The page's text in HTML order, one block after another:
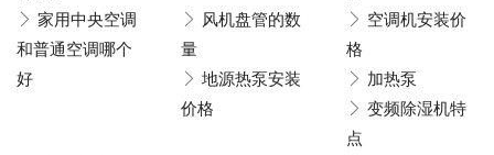
家用中央空调
和普通空调哪个
好
风机盘管的数
量
空调机安装价
格
地源热泵安装
价格
加热泵
变频除湿机特
点